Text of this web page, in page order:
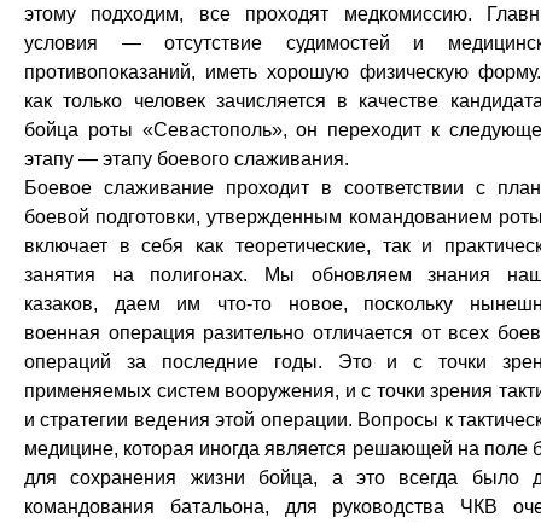
этому подходим, все проходят медкомиссию.
условия — отсутствие судимостей и
противопоказаний, иметь хорошую физическую
как только человек зачисляется в качестве
бойца роты «Севастополь», он переходит к
этапу — этапу боевого слаживания.
Боевое слаживание проходит в соответствии с
боевой подготовки, утвержденным командованием
включает в себя как теоретические, так и
занятия на полигонах. Мы обновляем знания
казаков, даем им что-то новое, поскольку
военная операция разительно отличается от всех
операций за последние годы. Это и с точки
применяемых систем вооружения, и с точки зрения
и стратегии ведения этой операции. Вопросы к
медицине, которая иногда является решающей на поле
для сохранения жизни бойца, а это всегда было
командования батальона, для руководства ЧКВ